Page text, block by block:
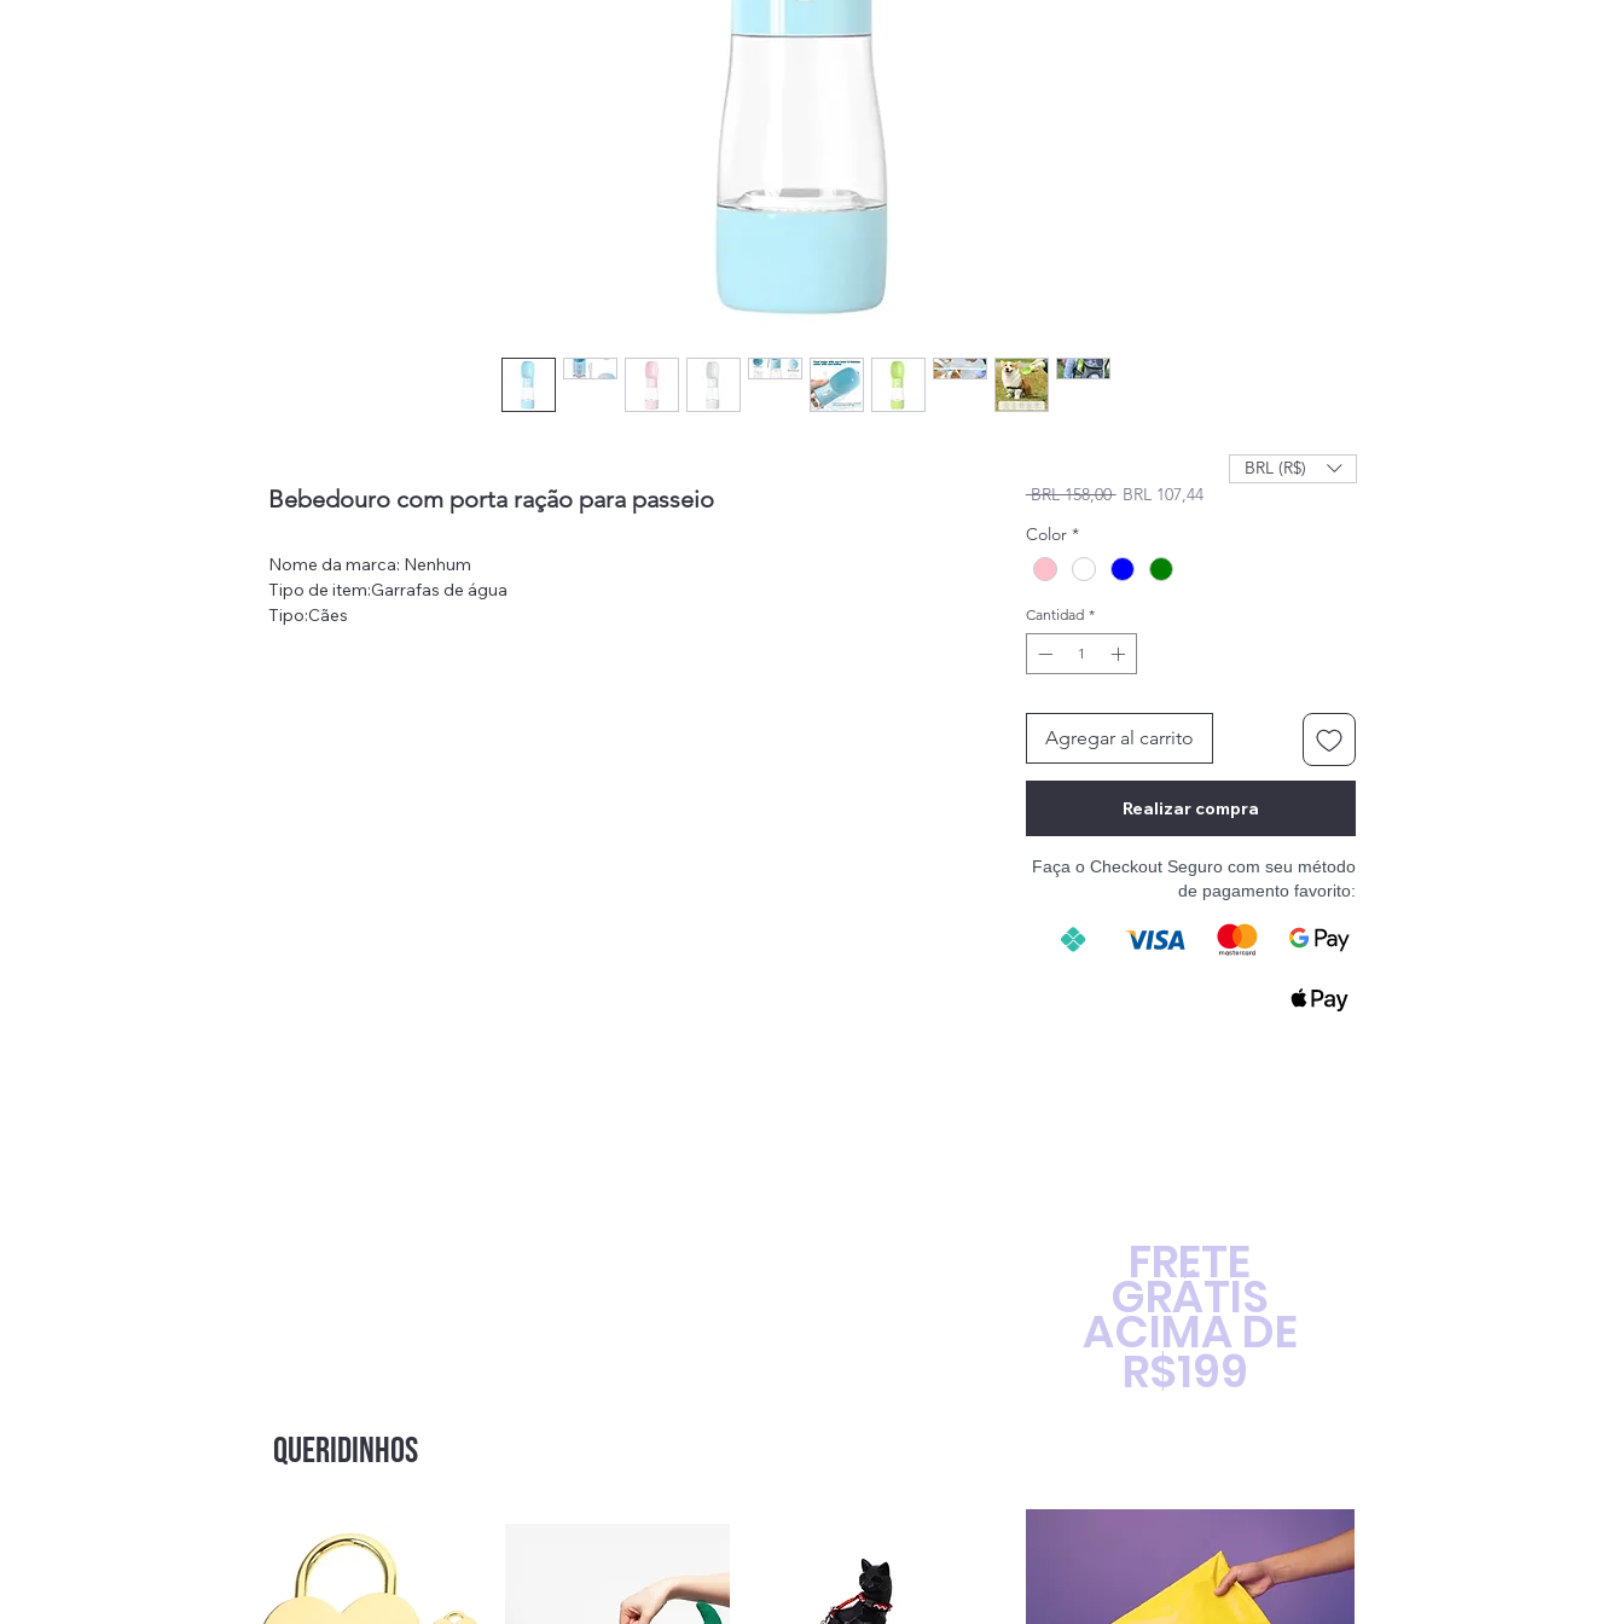
Bebedouro com porta ração para passeio
Nome da marca: Nenhum
Tipo de item:Garrafas de água
Tipo:Cães
BRL 158,00 Precio
BRL 107,44Precio de oferta
Color *
Cantidad *
Agregar al carrito
Realizar compra
Faça o Checkout Seguro com seu método
de pagamento favorito:
BRL (R$)
QUERIDINHOS
FRETE
GRÁTIS
ACIMA DE
R$199